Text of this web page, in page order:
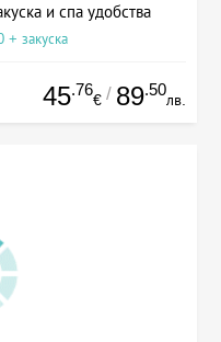
и спа удобства
+ закуска
45.76
€ / 89.50
лв.